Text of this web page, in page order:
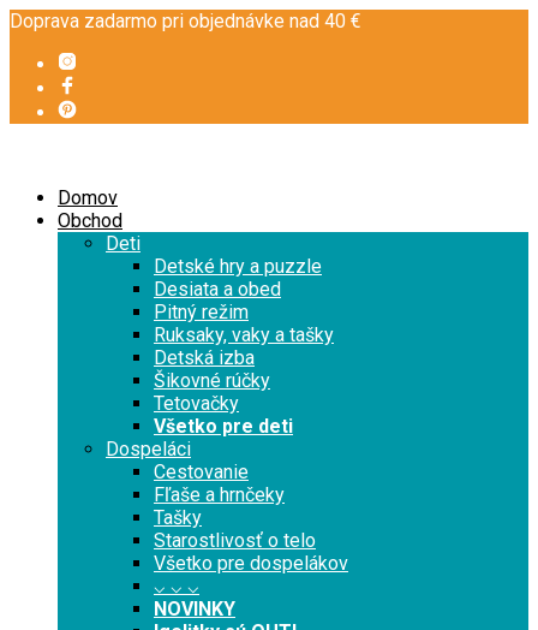
Doprava zadarmo pri objednávke nad 40 €
Domov
Obchod
Deti
Detské hry a puzzle
Desiata a obed
Pitný režim
Ruksaky, vaky a tašky
Detská izba
Šikovné rúčky
Tetovačky
Všetko pre deti
Dospeláci
Cestovanie
Fľaše a hrnčeky
Tašky
Starostlivosť o telo
Všetko pre dospelákov
⌵ ⌵ ⌵
NOVINKY